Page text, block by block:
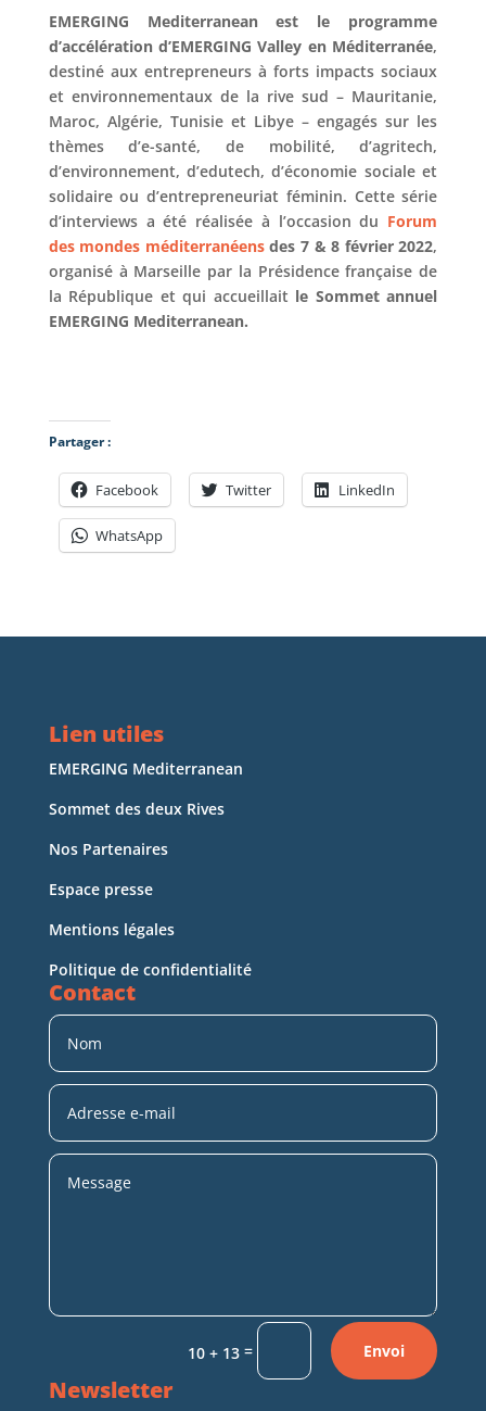
EMERGING Mediterranean est le programme
d’accélération d’EMERGING Valley en Méditerranée,
destiné aux entrepreneurs à forts impacts sociaux
et environnementaux de la rive sud – Mauritanie,
Maroc, Algérie, Tunisie et Libye – engagés sur les
thèmes d’e-santé, de mobilité, d’agritech,
d’environnement, d’edutech, d’économie sociale et
solidaire ou d’entrepreneuriat féminin. Cette série
d’interviews a été réalisée à l’occasion du Forum
des mondes méditerranéensdes 7 & 8 février 2022,
organisé à Marseille par la Présidence française de
la République et qui accueillait le Sommet annuel
EMERGING Mediterranean.
Partager :
Facebook Twitter LinkedIn
WhatsApp
Lien utiles
EMERGING Mediterranean
Sommet des deux Rives
Nos Partenaires
Espace presse
Mentions légales
Politique de confidentialité
Contact
10 + 13 = Envoi
Newsletter